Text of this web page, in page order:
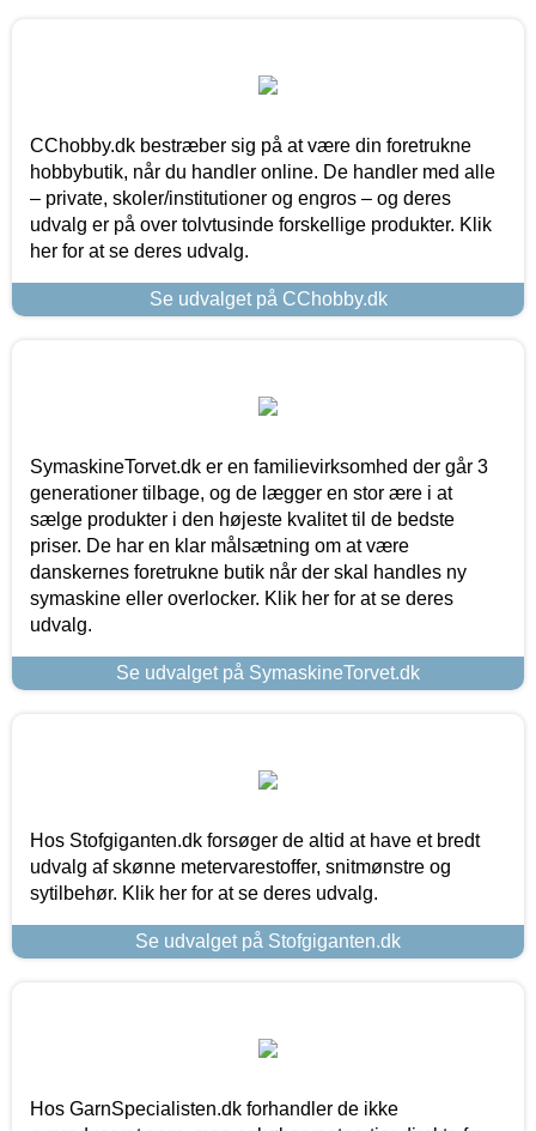
CChobby.dk bestræber sig på at være din foretrukne
hobbybutik, når du handler online. De handler med alle
– private, skoler/institutioner og engros – og deres
udvalg er på over tolvtusinde forskellige produkter. Klik
her for at se deres udvalg.
Se udvalget på CChobby.dk
SymaskineTorvet.dk er en familievirksomhed der går 3
generationer tilbage, og de lægger en stor ære i at
sælge produkter i den højeste kvalitet til de bedste
priser. De har en klar målsætning om at være
danskernes foretrukne butik når der skal handles ny
symaskine eller overlocker. Klik her for at se deres
udvalg.
Se udvalget på SymaskineTorvet.dk
Hos Stofgiganten.dk forsøger de altid at have et bredt
udvalg af skønne metervarestoffer, snitmønstre og
sytilbehør. Klik her for at se deres udvalg.
Se udvalget på Stofgiganten.dk
Hos GarnSpecialisten.dk forhandler de ikke